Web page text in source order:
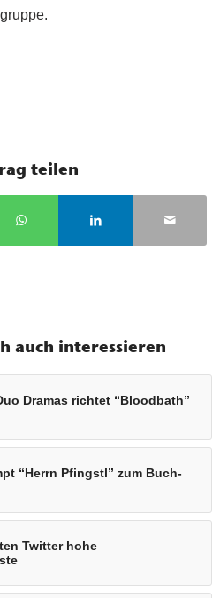
teilen
auch interessieren
Dramas richtet “Bloodbath”
“Herrn Pfingstl” zum Buch-
Twitter hohe